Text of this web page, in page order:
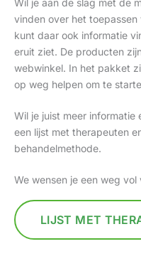
vinden over het toepassen
kunt daar ook informatie
eruit ziet. De producten
webwinkel. In het pakket
op weg helpen om te
Wil je juist meer informatie
een lijst met therapeuten
behandelmethode.
We wensen je een weg
LIJST MET